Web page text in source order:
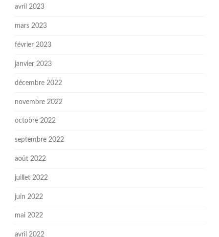
avril 2023
mars 2023
février 2023
janvier 2023
décembre 2022
novembre 2022
octobre 2022
septembre 2022
août 2022
juillet 2022
juin 2022
mai 2022
avril 2022